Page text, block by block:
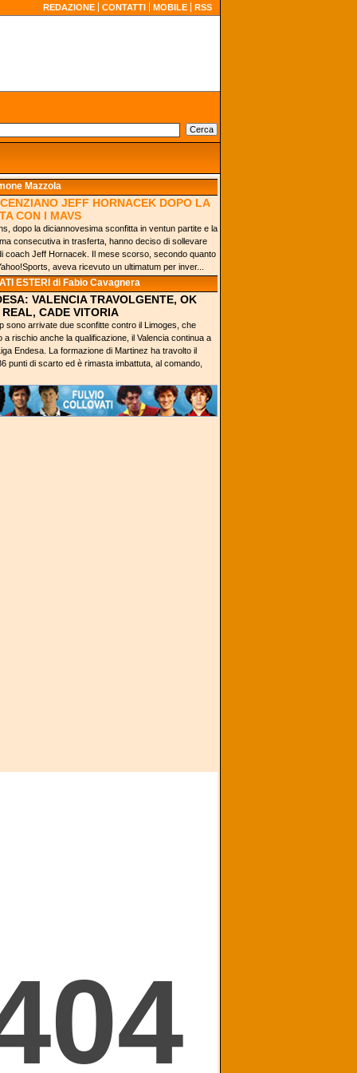
REDAZIONE CONTATTI MOBILE RSS
Mazzola
JEFF HORNACEK DOPO LA
CON I MAVS
dopo la diciannovesima sconfitta in ventun partite e la
consecutiva in trasferta, hanno deciso di sollevare
coach Jeff Hornacek. Il mese scorso, secondo quanto
aveva ricevuto un ultimatum per inver...
ESTERI di Fabio Cavagnera
VALENCIA TRAVOLGENTE, OK
CADE VITORIA
sono arrivate due sconfitte contro il Limoges, che
a rischio anche la qualificazione, il Valencia continua a
Endesa. La formazione di Martinez ha travolto il
punti di scarto ed è rimasta imbattuta, al comando,